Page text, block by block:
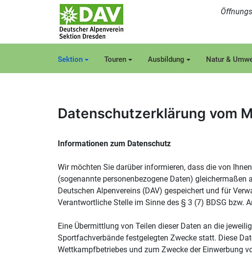
Sektion Touren Ausbildung Natur &
Datenschutzerklärung vom
Informationen zum Datenschutz
Wir möchten Sie darüber informieren, dass die von
(sogenannte personenbezogene Daten) gleichermaßen
Deutschen Alpenvereins (DAV) gespeichert und für
Verantwortliche Stelle im Sinne des § 3 (7) BDSG bzw.
Eine Übermittlung von Teilen dieser Daten an die
Sportfachverbände festgelegten Zwecke statt. Diese
Wettkampfbetriebes und zum Zwecke der Einwerbung